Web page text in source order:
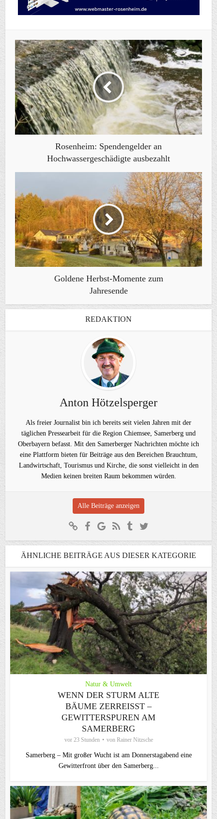
Rosenheim: Spendengelder an
Hochwassergeschädigte ausbezahlt
Goldene Herbst-Momente zum
Jahresende
REDAKTION
Anton Hötzelsperger
Als freier Journalist bin ich bereits seit vielen Jahren mit der
täglichen Pressearbeit für die Region Chiemsee, Samerberg und
Oberbayern befasst. Mit den Samerberger Nachrichten möchte ich
eine Plattform bieten für Beiträge aus den Bereichen Brauchtum,
Landwirtschaft, Tourismus und Kirche, die sonst vielleicht in den
Medien keinen breiten Raum bekommen würden.
Alle Beiträge anzeigen
ÄHNLICHE BEITRÄGE AUS DIESER KATEGORIE
Natur & Umwelt
WENN DER STURM ALTE
BÄUME ZERREISST – G
EWITTERSPUREN AM S
AMERBERG
vor 23 Stunden von Rainer Nitzsche
Samerberg – Mit großer Wucht ist am Donnerstagabend eine
Gewitterfront über den Samerberg...